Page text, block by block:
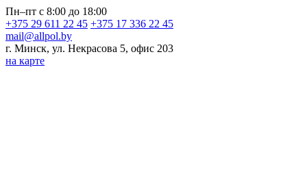
Пн–пт с 8:00 до 18:00
+375 29 611 22 45 +375 17 336 22 45
mail@allpol.by
г. Минск, ул. Некрасова 5, офис 203
на карте